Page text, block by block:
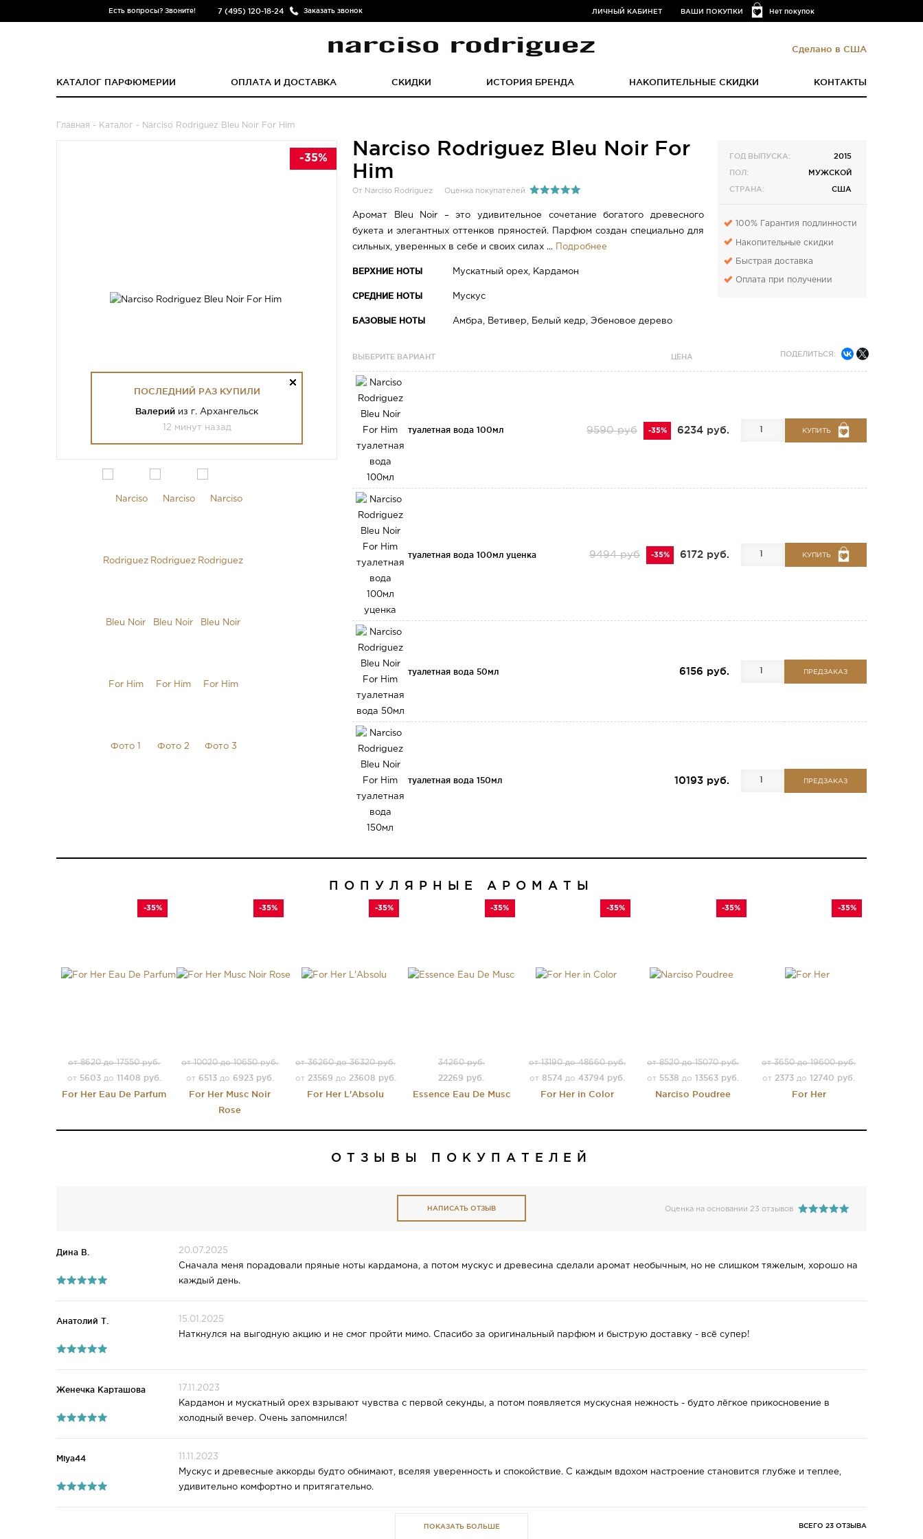
Есть вопросы? Звоните! 7 (495) 120-18-24 Заказать звонок Нет покупок
ЛИЧНЫЙ КАБИНЕТ ВАШИ ПОКУПКИ
Сделано в США
КАТАЛОГ ПАРФЮМЕРИИ ОПЛАТА И ДОСТАВКА СКИДКИ ИСТОРИЯ БРЕНДА НАКОПИТЕЛЬНЫЕ СКИДКИ КОНТАКТЫ
Главная - Каталог - Narciso Rodriguez Bleu Noir For Him
-35%
ПОСЛЕДНИЙ РАЗ КУПИЛИ
Валерий из г. Архангельск
12 минут назад
Narciso Rodriguez Bleu Noir For
Him
От Narciso Rodriguez Оценка покупателей
Аромат Bleu Noir – это удивительное сочетание богатого древесного
букета и элегантных оттенков пряностей. Парфюм создан специально для
сильных, уверенных в себе и своих силах ... Подробнее
ВЕРХНИЕ НОТЫ Мускатный орех, Кардамон
СРЕДНИЕ НОТЫ Мускус
БАЗОВЫЕ НОТЫ Амбра, Ветивер, Белый кедр, Эбеновое дерево
ГОД ВЫПУСКА:
2015
ПОЛ:
МУЖСКОЙ
СТРАНА:
США
100% Гарантия подлинности
Накопительные скидки
Быстрая доставка
Оплата при получении
ВЫБЕРИТЕ ВАРИАНТ ЦЕНА ПОДЕЛИТЬСЯ:
туалетная вода 100мл 9590 руб -35% 6234 руб. КУПИТЬ
туалетная вода 100мл уценка 9494 руб -35% 6172 руб. КУПИТЬ
туалетная вода 50мл 6156 руб. ПРЕДЗАКАЗ
туалетная вода 150мл 10193 руб. ПРЕДЗАКАЗ
ПОПУЛЯРНЫЕ АРОМАТЫ
-35%
от 8620 до 17550 руб.
от 5603до 11408 руб.
For Her Eau De Parfum
-35%
от 10020 до 10650 руб.
от 6513до 6923 руб.
For Her Musc Noir
Rose
-35%
от 36260 до 36320 руб.
от 23569 до 23608 руб.
For Her L'Absolu
-35%
34260 руб.
22269 руб.
Essence Eau De Musc
-35%
от 13190 до 48660 руб.
от8574 до43794 руб.
For Her in Color
-35%
от 8520 до 15070 руб.
от 5538 до13563 руб.
Narciso Poudree
-35%
от 3650 до 19600 руб.
от 2373 до12740 руб.
For Her
ОТЗЫВЫ ПОКУПАТЕЛЕЙ
НАПИСАТЬ ОТЗЫВ Оценка на основании 23 отзывов
Дина В.
20.07.2025
Сначала меня порадовали пряные ноты кардамона, а потом мускус и древесина сделали аромат необычным, но не слишком тяжелым, хорошо на
каждый день.
Анатолий Т.
15.01.2025
Наткнулся на выгодную акцию и не смог пройти мимо. Спасибо за оригинальный парфюм и быструю доставку - всё супер!
Женечка Карташова
17.11.2023
Кардамон и мускатный орех взрывают чувства с первой секунды, а потом появляется мускусная нежность - будто лёгкое прикосновение в
холодный вечер. Очень запомнился!
Miya44
11.11.2023
Мускус и древесные аккорды будто обнимают, вселяя уверенность и спокойствие. С каждым вдохом настроение становится глубже и теплее,
удивительно комфортно и притягательно.
ВСЕГО 23 ОТЗЫВА
ПОКАЗАТЬ БОЛЬШЕ